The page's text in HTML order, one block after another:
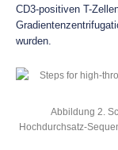
CD3-positiven T-
wurden.
Abbildung 2.
Hochdurchsatz-